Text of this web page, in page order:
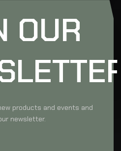
OUR
products and events and
newsletter.